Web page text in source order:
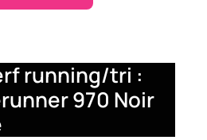
running/tri :
970 Noir